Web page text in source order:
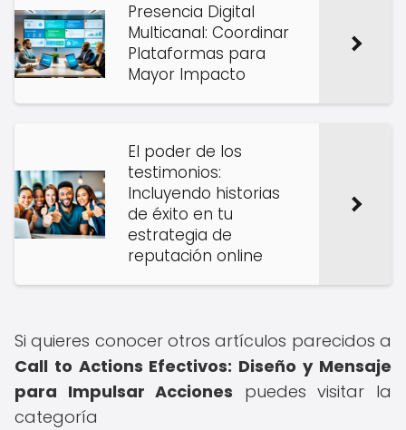
Presencia Digital
Multicanal: Coordinar
Plataformas para
Mayor Impacto
El poder de los
testimonios:
Incluyendo historias
de éxito en tu
estrategia de
reputación online
Si quieres conocer otros artículos parecidos a
Call to Actions Efectivos: Diseño y Mensaje
para Impulsar Acciones puedes visitar la
categoría